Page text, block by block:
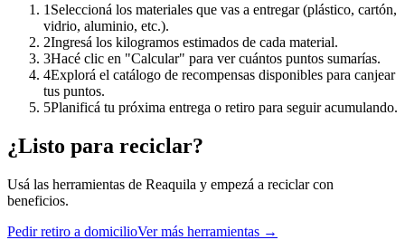
1 Seleccioná los materiales que vas a entregar (plástico, cartón,
vidrio, aluminio, etc.).
2Ingresá los kilogramos estimados de cada material.
3Hacé clic en "Calcular" para ver cuántos puntos sumarías.
4Explorá el catálogo de recompensas disponibles para canjear
tus puntos.
5Planificá tu próxima entrega o retiro para seguir acumulando.
¿Listo para reciclar?
Usá las herramientas de Reaquila y empezá a reciclar con
beneficios.
Pedir retiro a domicilioVer más herramientas →